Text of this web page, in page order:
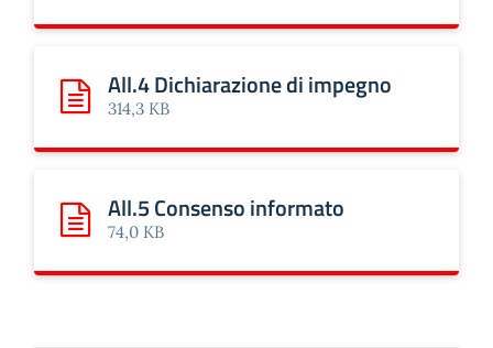
Scarica: All.4 Dichiarazione di impegno
All.4 Dichiarazione di impegno
314,3 KB
Scarica: All.5 Consenso informato
All.5 Consenso informato
74,0 KB